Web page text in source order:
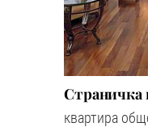
Страничка
квартира